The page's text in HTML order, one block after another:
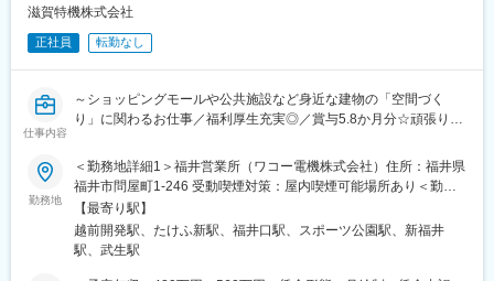
・人を支えるマネジメント力
率・定着率の向上につながります。
◆既存顧客への営業
・稼働状況（出勤率・生産状況）の確認
・課題のヒアリングと原因分析
・改善提案（配置・環境・運用の見直し）
・増員や新規ポジションの提案
◆同ポジションのやりがい
ら評価いただき、追加の受注につながる時に大きなやりがいを感
じます
◆この仕事の特徴
◎数十名規模のチームを動かす「マネジメント経験」が積める
◎工場の生産に関わる「事業運営」に近い経験ができる
滋賀特機株式会社
正社員 転勤なし
仕事内容
～ショッピングモールや公共施設など身近な建物の「空間づく
り」に関わるお仕事／福利厚生充実◎／賞与5.8か月分☆頑張りに
〔業務内容〕
電設資材のルート営業をメインでお任せいたします。
例えば、ショッピングモールのテナントに料理教室が入る場合、
空調設備や照明器具、キッチンなど必要な建材の販売を行ってい
ただきます。
▼具体的には…
勤務地
＜勤務地詳細1＞福井営業所（ワコー電機株式会社）住所：福井県
福井市問屋町1-246 受動喫煙対策：屋内喫煙可能場所あり＜勤務
地詳細2＞武生営業所（ワコー電機株式会社）住所：福井県越前市
横市町10-3-3 受動喫煙対策：屋内喫煙可能場所あり＜勤務地詳細
3＞小浜営業所（ワコー電機株式会社）住所：福井県小浜市木崎
【最寄り駅】
越前開発駅、たけふ新駅、福井口駅、スポーツ公園駅、新福井
駅、武生駅